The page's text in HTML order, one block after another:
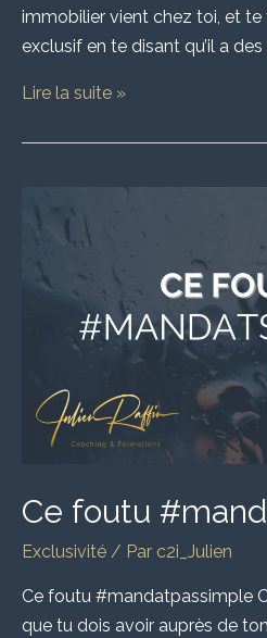
immobilier vient chez toi, et
exclusif en te disant qu’il a
Lire la suite »
Ce foutu
Exclusivité / Par c2i_Julien
Ce foutu #mandatpassimple
que tu dois avoir auprès de
#mandatpassimple